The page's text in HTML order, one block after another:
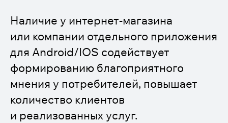
Наличие у интернет-магазина
или компании отдельного приложения
для Android/IOS содействует
формированию благоприятного
мнения у потребителей, повышает
количество клиентов
и реализованных услуг.